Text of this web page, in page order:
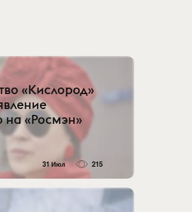
«Кислород»
«Росмэн»
31 Июл 215